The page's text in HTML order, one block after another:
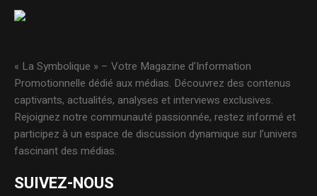
« La Symbolique » – Votre Magazine d’Information
Promotionnelle dédié aux médias. Découvrez des contenus
captivants, actualités, analyses et interviews exclusives.
Rejoignez notre communauté passionnée, restez informé et
participez à un espace de discussion dynamique sur l’univers
fascinant des médias.
SUIVEZ-NOUS